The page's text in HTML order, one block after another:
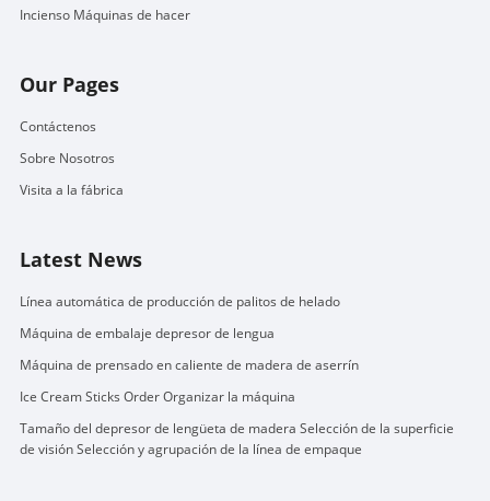
Incienso Máquinas de hacer
Our Pages
Contáctenos
Sobre Nosotros
Visita a la fábrica
Latest News
Línea automática de producción de palitos de helado
Máquina de embalaje depresor de lengua
Máquina de prensado en caliente de madera de aserrín
Ice Cream Sticks Order Organizar la máquina
Tamaño del depresor de lengüeta de madera Selección de la superficie
de visión Selección y agrupación de la línea de empaque